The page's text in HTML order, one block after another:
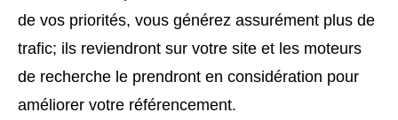
de vos priorités, vous générez assurément plus de
trafic; ils reviendront sur votre site et les moteurs
de recherche le prendront en considération pour
améliorer votre référencement.